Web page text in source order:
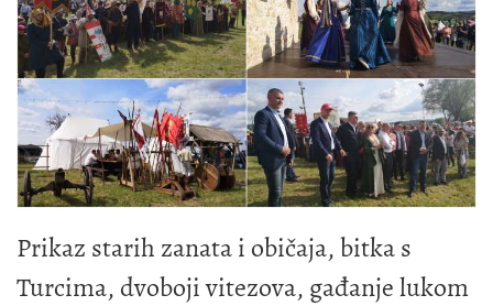
Prikaz starih zanata i običaja, bitka s
Turcima, dvoboji vitezova, gađanje lukom